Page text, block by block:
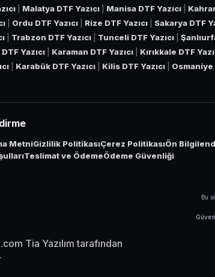
Malatya DTF Yazıcı Manisa DTF Yazıcı
Ordu DTF Yazıcı Rize DTF Yazıcı Sakarya DTF
Trabzon DTF Yazıcı Tunceli DTF Yazıcı
Yazıcı Karaman DTF Yazıcı Kırıkkale DTF
Karabük DTF Yazıcı Kilis DTF Yazıcı Osmaniye
MetniGizlilik PolitikasıÇerez PolitikasıÖn
Teslimat ve ÖdemeÖdeme Güvenliği
Tia Yazılım tarafından
Bu